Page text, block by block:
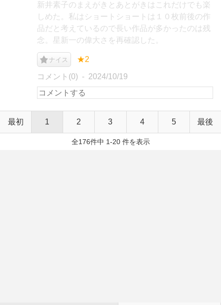
新井素子のまえがきとあとがきはこれだけでも楽
しめた。私はショートショートは１０枚前後の作
品だと考えているので長い作品が多かったのは残
念。星新一の偉大さを再確認した。
ナイス ★2
コメント(0) 2024/10/19
最初 1 2 3 4 5 最後
全176件中 1-20 件を表示